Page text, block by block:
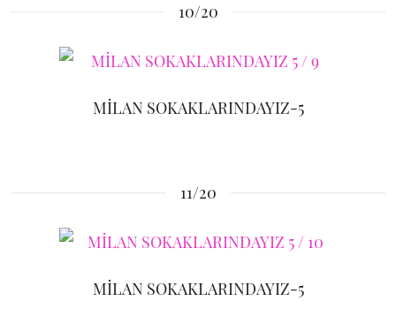
10/20
MİLAN SOKAKLARINDAYIZ-5
11/20
MİLAN SOKAKLARINDAYIZ-5